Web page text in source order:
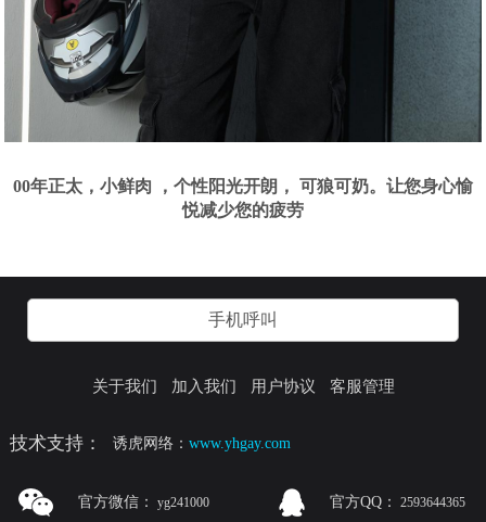
00年正太，小鲜肉 ，个性阳光开朗， 可狼可奶。让您身心愉
悦减少您的疲劳
手机呼叫
关于我们 加入我们 用户协议 客服管理
技术支持： 诱虎网络：www.yhgay.com
官方微信： yg241000 官方QQ： 2593644365